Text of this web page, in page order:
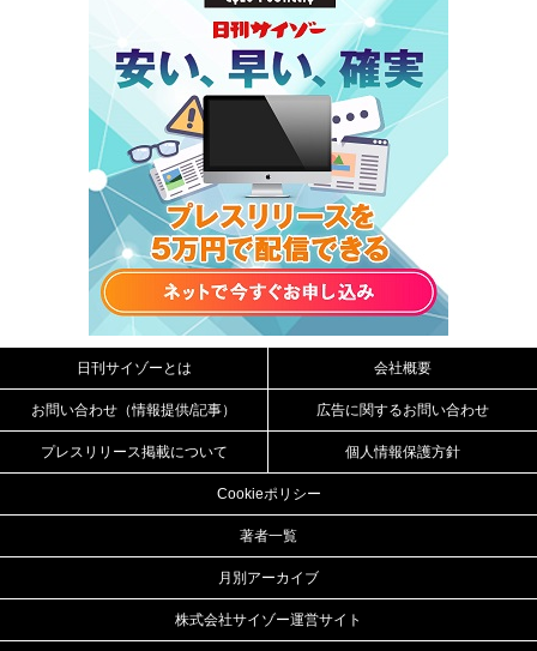
日刊サイゾーとは 会社概要
お問い合わせ（情報提供/記事） 広告に関するお問い合わせ
プレスリリース掲載について 個人情報保護方針
Cookieポリシー
著者一覧
月別アーカイブ
株式会社サイゾー運営サイト